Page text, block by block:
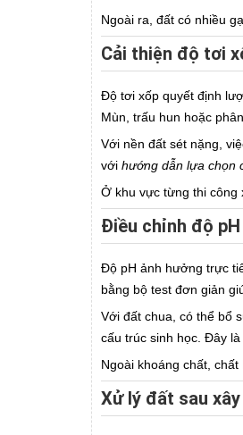
Ngoài ra, đất có nhiều
Cải thiện độ tơi
Độ tơi xốp quyết định
Mùn, trấu hun hoặc
Với nền đất sét nặng,
với hướng dẫn lựa chọn
Ở khu vực từng thi công
Điều chỉnh độ
Độ pH ảnh hưởng trực
bằng bộ test đơn giản
Với đất chua, có thể bổ
cấu trúc sinh học. Đây
Ngoài khoáng chất,
Xử lý đất sau